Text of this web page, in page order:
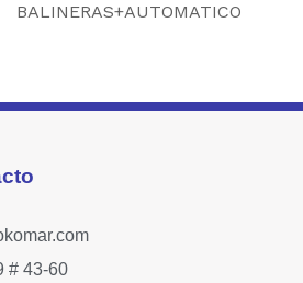
BALINERAS+AUTOMATICO
# 43-60